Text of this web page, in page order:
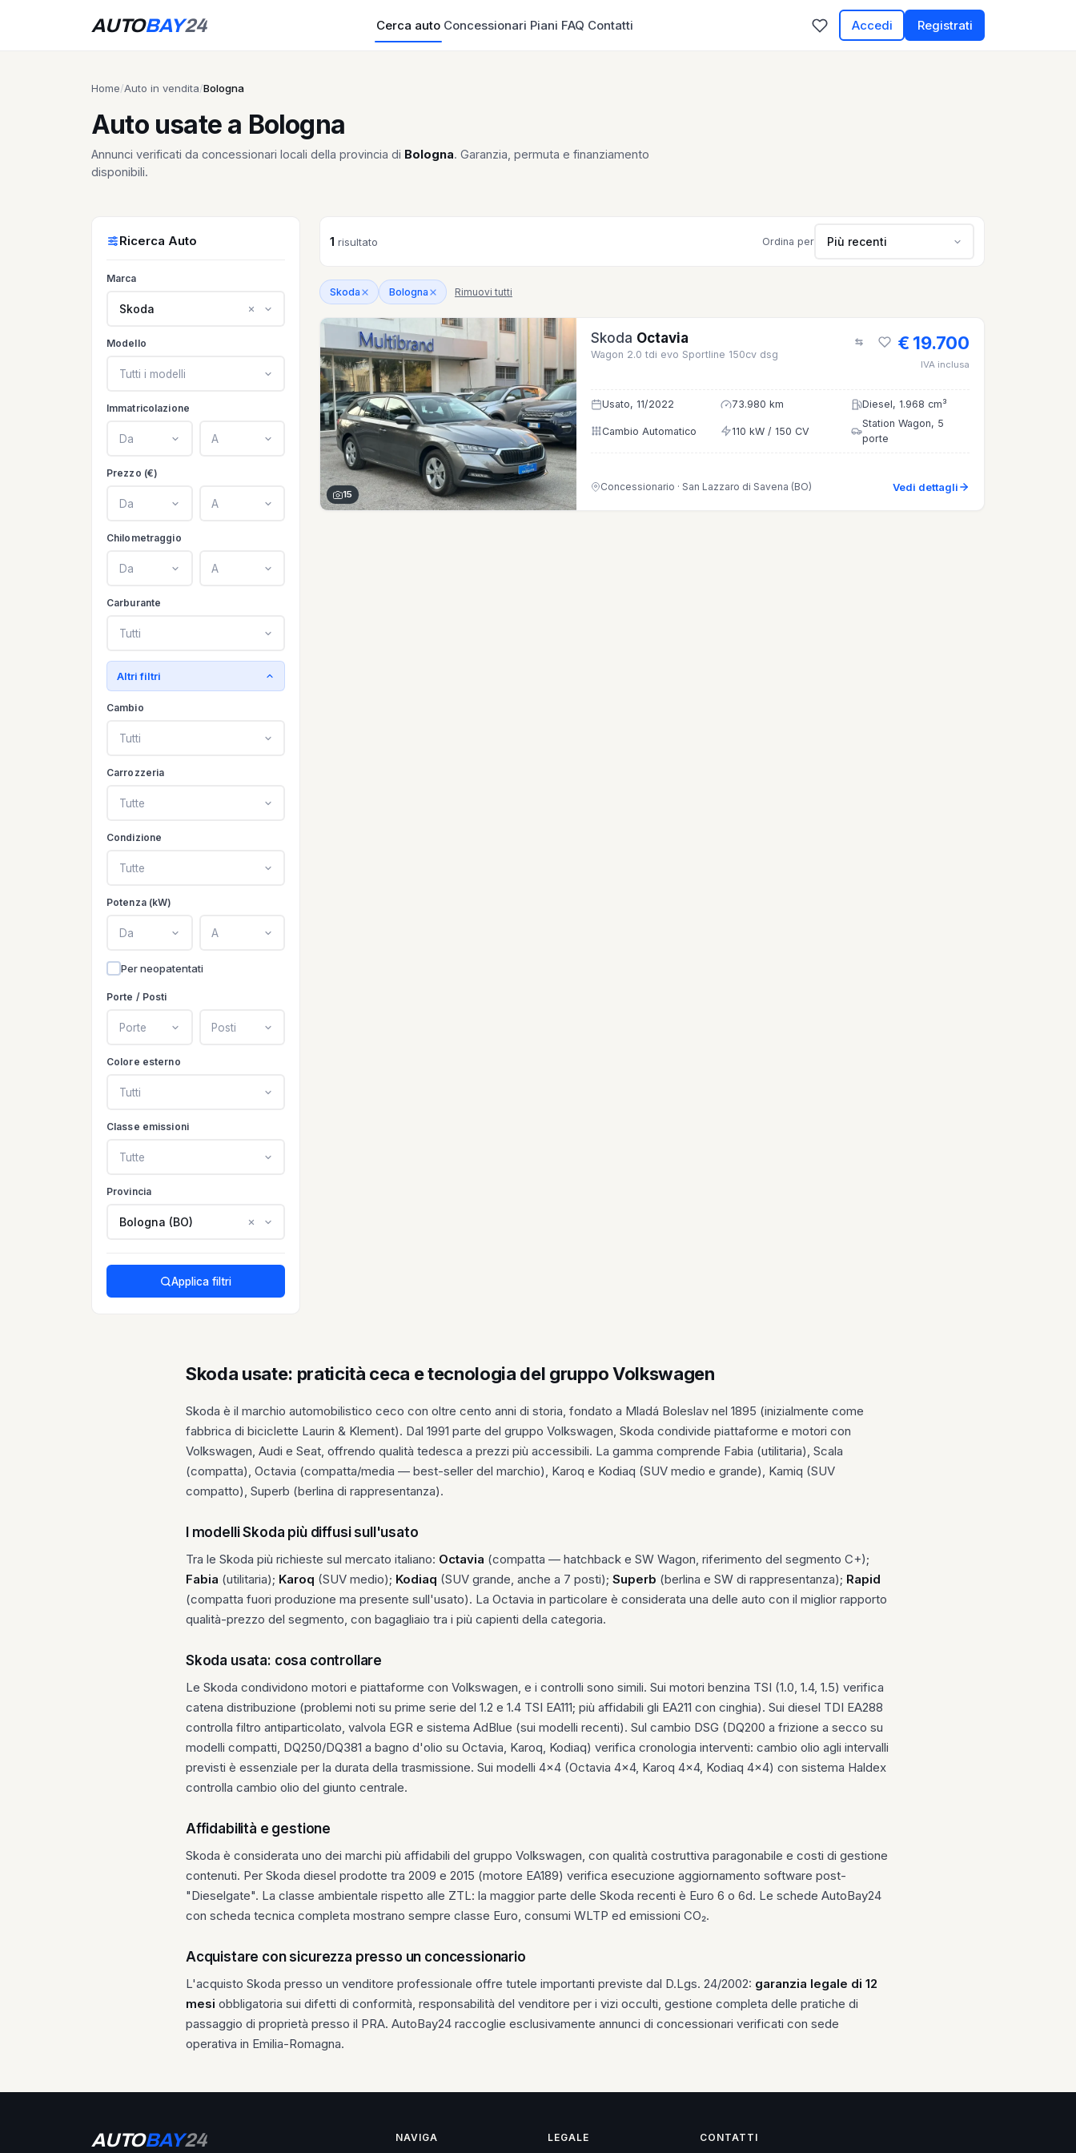
AUTOBAY24 Cerca auto Concessionari Piani FAQ Contatti Accedi Registrati
Home/Auto in vendita/Bologna
Auto usate a Bologna
Annunci verificati da concessionari locali della provincia di Bologna. Garanzia, permuta e finanziamento
disponibili.
Ricerca Auto
Marca
Skoda
Modello
Tutti i modelli
Immatricolazione
Da A
Prezzo (€)
Da A
Chilometraggio
Da A
Carburante
Tutti
Altri filtri
Cambio
Tutti
Carrozzeria
Tutte
Condizione
Tutte
Potenza (kW)
Da A
Per neopatentati
Porte / Posti
Porte Posti
Colore esterno
Tutti
Classe emissioni
Tutte
Provincia
Bologna (BO)
Applica filtri
1 risultato Ordina per Più recenti
Skoda Bologna Rimuovi tutti
15
Skoda Octavia
Wagon 2.0 tdi evo Sportline 150cv dsg
€ 19.700
IVA inclusa
Usato, 11/2022 73.980 km Diesel, 1.968 cm³
Cambio Automatico 110 kW / 150 CV
Station Wagon, 5
porte
Concessionario · San Lazzaro di Savena (BO) Vedi dettagli
Skoda usate: praticità ceca e tecnologia del gruppo Volkswagen
Skoda è il marchio automobilistico ceco con oltre cento anni di storia, fondato a Mladá Boleslav nel 1895 (inizialmente come
fabbrica di biciclette Laurin & Klement). Dal 1991 parte del gruppo Volkswagen, Skoda condivide piattaforme e motori con
Volkswagen, Audi e Seat, offrendo qualità tedesca a prezzi più accessibili. La gamma comprende Fabia (utilitaria), Scala
(compatta), Octavia (compatta/media — best-seller del marchio), Karoq e Kodiaq (SUV medio e grande), Kamiq (SUV
compatto), Superb (berlina di rappresentanza).
I modelli Skoda più diffusi sull'usato
Tra le Skoda più richieste sul mercato italiano: Octavia (compatta — hatchback e SW Wagon, riferimento del segmento C+);
Fabia (utilitaria); Karoq (SUV medio); Kodiaq (SUV grande, anche a 7 posti); Superb (berlina e SW di rappresentanza); Rapid
(compatta fuori produzione ma presente sull'usato). La Octavia in particolare è considerata una delle auto con il miglior rapporto
qualità-prezzo del segmento, con bagagliaio tra i più capienti della categoria.
Skoda usata: cosa controllare
Le Skoda condividono motori e piattaforme con Volkswagen, e i controlli sono simili. Sui motori benzina TSI (1.0, 1.4, 1.5) verifica
catena distribuzione (problemi noti su prime serie del 1.2 e 1.4 TSI EA111; più affidabili gli EA211 con cinghia). Sui diesel TDI EA288
controlla filtro antiparticolato, valvola EGR e sistema AdBlue (sui modelli recenti). Sul cambio DSG (DQ200 a frizione a secco su
modelli compatti, DQ250/DQ381 a bagno d'olio su Octavia, Karoq, Kodiaq) verifica cronologia interventi: cambio olio agli intervalli
previsti è essenziale per la durata della trasmissione. Sui modelli 4x4 (Octavia 4x4, Karoq 4x4, Kodiaq 4x4) con sistema Haldex
controlla cambio olio del giunto centrale.
Affidabilità e gestione
Skoda è considerata uno dei marchi più affidabili del gruppo Volkswagen, con qualità costruttiva paragonabile e costi di gestione
contenuti. Per Skoda diesel prodotte tra 2009 e 2015 (motore EA189) verifica esecuzione aggiornamento software post-
"Dieselgate". La classe ambientale rispetto alle ZTL: la maggior parte delle Skoda recenti è Euro 6 o 6d. Le schede AutoBay24
con scheda tecnica completa mostrano sempre classe Euro, consumi WLTP ed emissioni CO₂.
Acquistare con sicurezza presso un concessionario
L'acquisto Skoda presso un venditore professionale offre tutele importanti previste dal D.Lgs. 24/2002: garanzia legale di 12
mesi obbligatoria sui difetti di conformità, responsabilità del venditore per i vizi occulti, gestione completa delle pratiche di
passaggio di proprietà presso il PRA. AutoBay24 raccoglie esclusivamente annunci di concessionari verificati con sede
operativa in Emilia-Romagna.
AUTOBAY24 NAVIGA LEGALE CONTATTI